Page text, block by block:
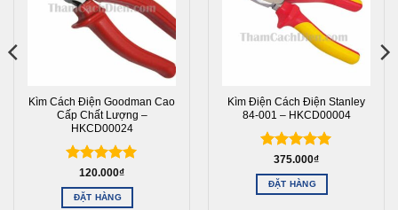
Kìm Cách Điện Goodman Cao
Cấp Chất Lượng –
HKCD00024
Được xếp
hạng55
sao
120.000₫
ĐẶT HÀNG
Kìm Điện Cách Điện Stanley
84-001 – HKCD00004
Được xếp
hạng55
sao
375.000₫
ĐẶT HÀNG